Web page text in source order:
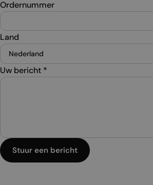
Ordernummer
Land
Uw bericht *
Stuur een bericht